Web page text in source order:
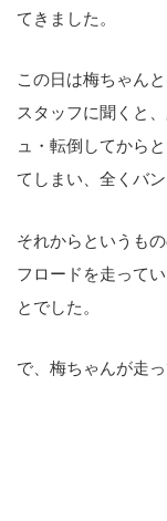
てきました。
この日は梅ちゃん
スタッフに聞くと
ュ・転倒してから
てしまい、全くバ
それからというも
フロードを走って
とでした。
で、梅ちゃんが走